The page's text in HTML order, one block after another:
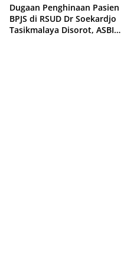
Dugaan Penghinaan Pasien
BPJS di RSUD Dr Soekardjo
Tasikmalaya Disorot, ASBI